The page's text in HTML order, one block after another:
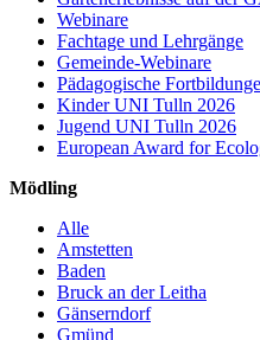
Webinare
Fachtage und Lehrgänge
Gemeinde-Webinare
Pädagogische
Kinder UNI Tulln 2026
Jugend UNI Tulln 2026
European Award for
Mödling
Alle
Amstetten
Baden
Bruck an der Leitha
Gänserndorf
Gmünd